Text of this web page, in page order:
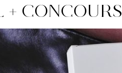
+ CONCOURS